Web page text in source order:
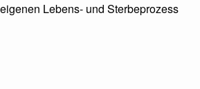
Lebens- und Sterbeprozess